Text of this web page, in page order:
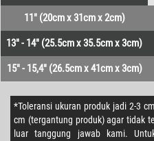
11" (20cm x 31cm x 2cm)
13" - 14" (25.5cm x 35.5cm x 3cm)
15" - 15,4" (26.5cm x 41cm x 3cm)
*Toleransi ukuran produk jadi 2-3
cm (tergantung produk) agar tidak
luar tanggung jawab kami.